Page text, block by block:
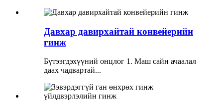
Давхар давирхайтай конвейерийн
гинж
Бүтээгдэхүүний онцлог 1. Маш сайн ачаалал
даах чадвартай...